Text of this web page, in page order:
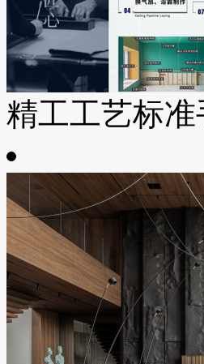
精工工艺标准